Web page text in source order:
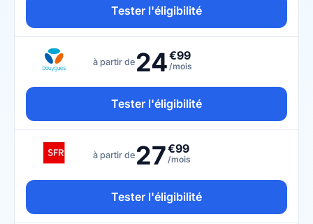
Tester l'éligibilité
à partir de 24€99
/mois
Tester l'éligibilité
à partir de 27€99
/mois
Tester l'éligibilité